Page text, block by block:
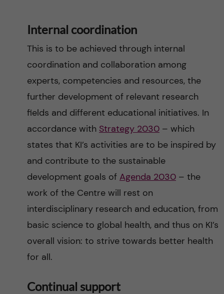
Internal coordination
This is to be achieved through internal
coordination and collaboration among
experts, competencies and resources, the
further development of relevant research
fields and different educational initiatives. In
accordance with Strategy 2030– which
states that KI’s activities are to be inspired by
and contribute to the sustainable
development goals of Agenda 2030– the
work of the Centre will rest on
interdisciplinary research and education, from
basic science to global health, and thus on KI’s
overall vision: to strive towards better health
for all.
Continual support